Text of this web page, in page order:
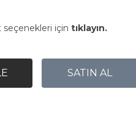
seçenekleri için tıklayın.